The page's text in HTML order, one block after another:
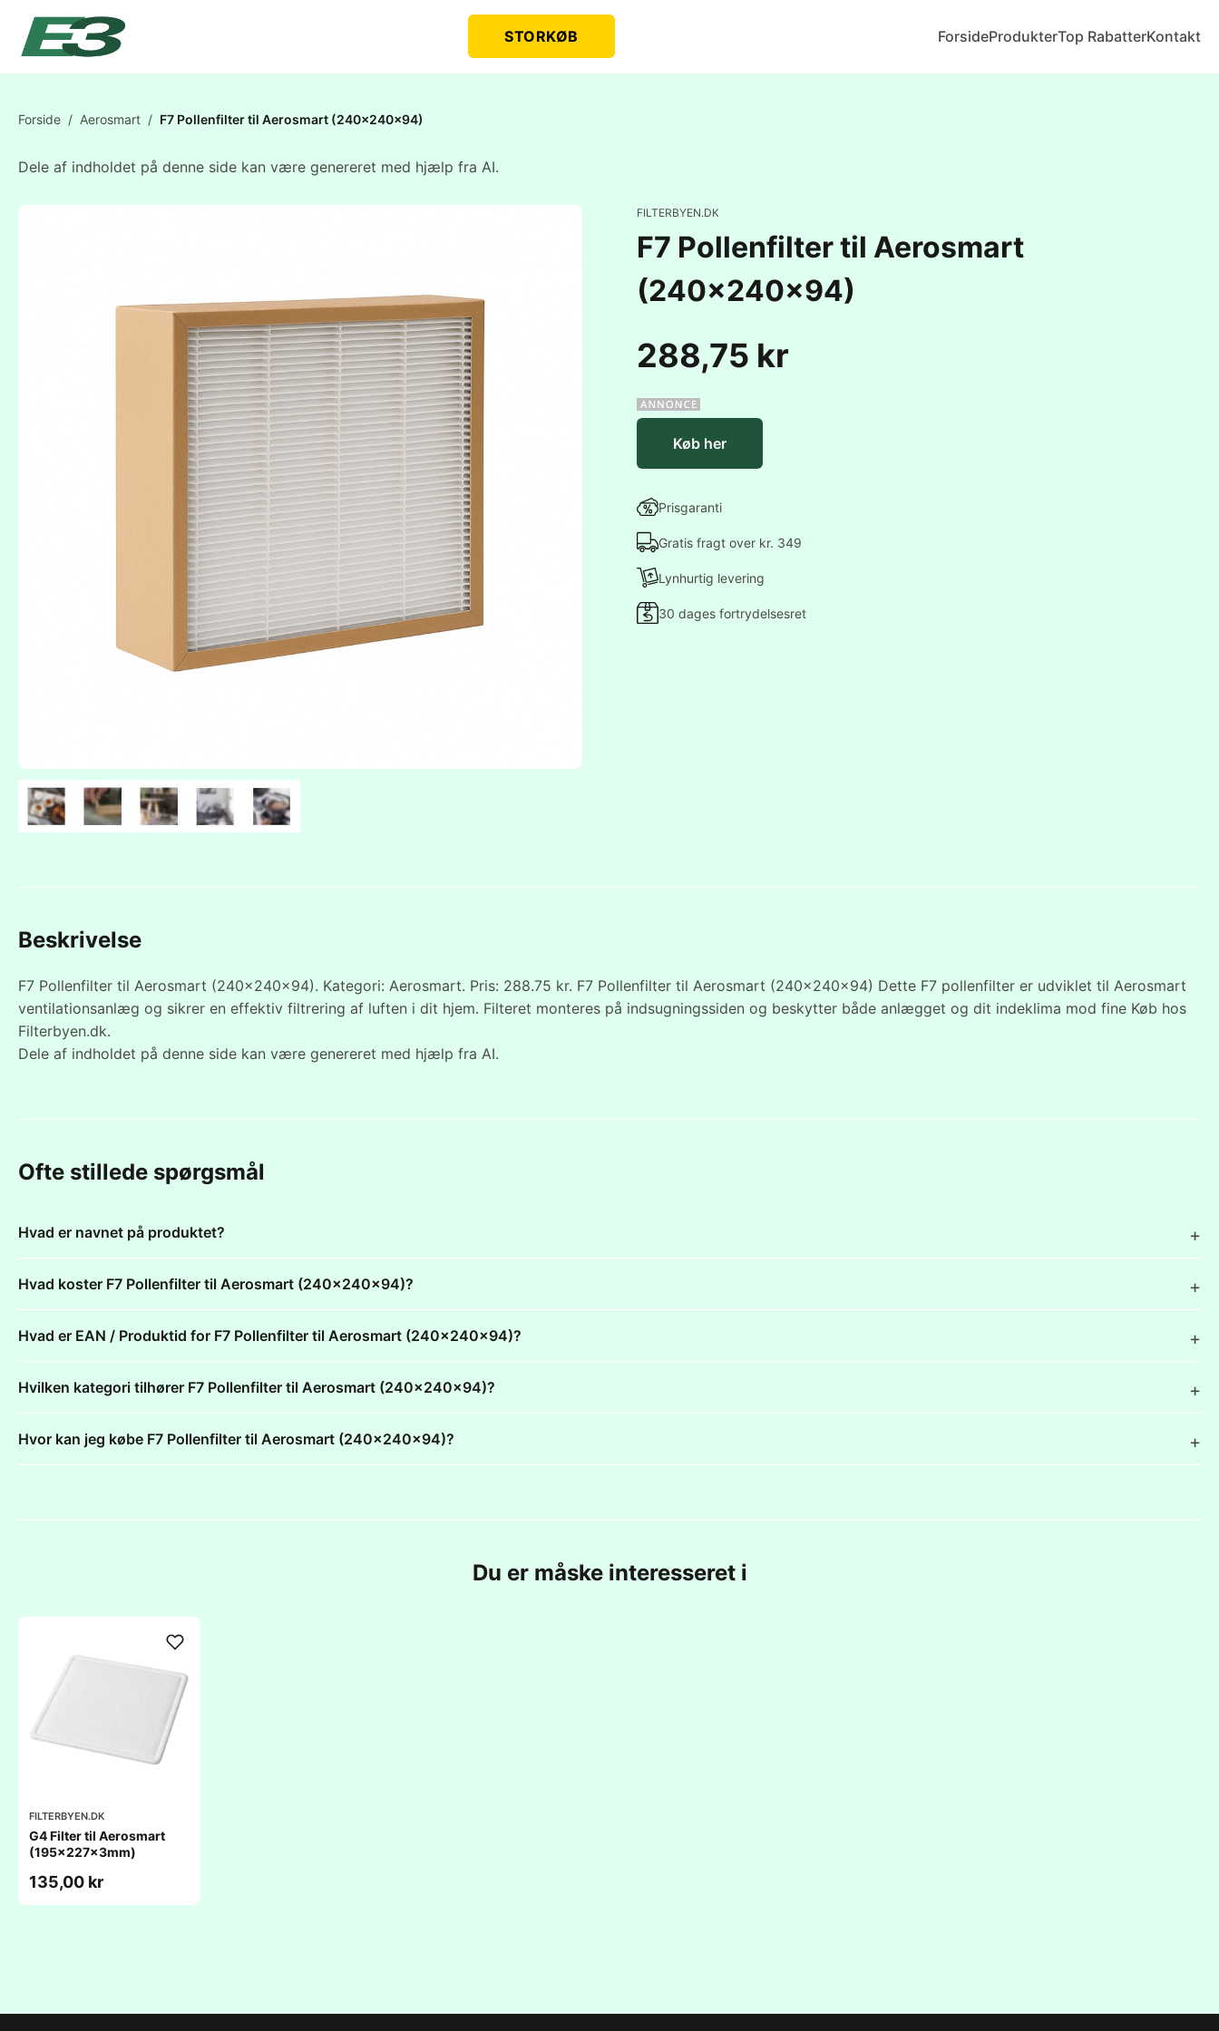
STORKØB ForsideProdukterTop RabatterKontakt
Forside / Aerosmart / F7 Pollenfilter til Aerosmart (240x240x94)
Dele af indholdet på denne side kan være genereret med hjælp fra AI.
FILTERBYEN.DK
F7 Pollenfilter til Aerosmart
(240x240x94)
288,75 kr
Køb her
Prisgaranti
Gratis fragt over kr. 349
Lynhurtig levering
30 dages fortrydelsesret
Beskrivelse
F7 Pollenfilter til Aerosmart (240x240x94). Kategori: Aerosmart. Pris: 288.75 kr. F7 Pollenfilter til Aerosmart (240x240x94) Dette F7 pollenfilter er udviklet til Aerosmart
ventilationsanlæg og sikrer en effektiv filtrering af luften i dit hjem. Filteret monteres på indsugningssiden og beskytter både anlægget og dit indeklima mod fine Køb hos
Filterbyen.dk.
Dele af indholdet på denne side kan være genereret med hjælp fra AI.
Ofte stillede spørgsmål
Hvad er navnet på produktet?
Hvad koster F7 Pollenfilter til Aerosmart (240x240x94)?
Hvad er EAN / Produktid for F7 Pollenfilter til Aerosmart (240x240x94)?
Hvilken kategori tilhører F7 Pollenfilter til Aerosmart (240x240x94)?
Hvor kan jeg købe F7 Pollenfilter til Aerosmart (240x240x94)?
Du er måske interesseret i
FILTERBYEN.DK
G4 Filter til Aerosmart
(195x227x3mm)
135,00 kr